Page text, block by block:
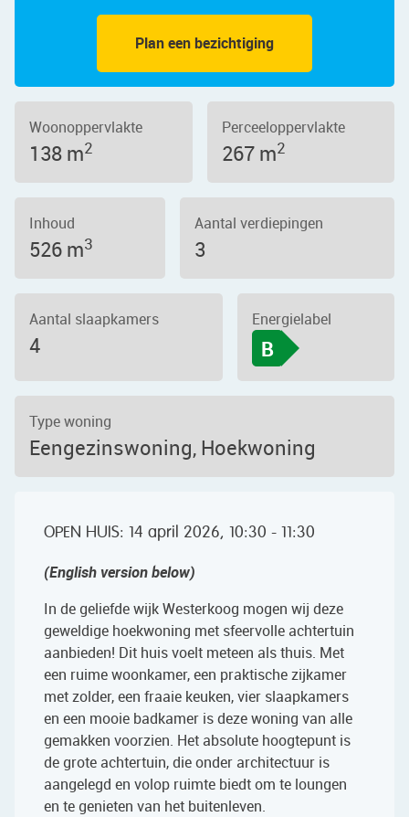
Plan een bezichtiging
Woonoppervlakte
138 m2
Perceeloppervlakte
267 m2
Inhoud
526 m3
Aantal verdiepingen
3
Aantal slaapkamers
4
Energielabel
B
Type woning
Eengezinswoning, Hoekwoning
OPEN HUIS: 14 april 2026, 10:30 - 11:30
(English version below)
In de geliefde wijk Westerkoog mogen wij deze
geweldige hoekwoning met sfeervolle achtertuin
aanbieden! Dit huis voelt meteen als thuis. Met
een ruime woonkamer, een praktische zijkamer
met zolder, een fraaie keuken, vier slaapkamers
en een mooie badkamer is deze woning van alle
gemakken voorzien. Het absolute hoogtepunt is
de grote achtertuin, die onder architectuur is
aangelegd en volop ruimte biedt om te loungen
en te genieten van het buitenleven.